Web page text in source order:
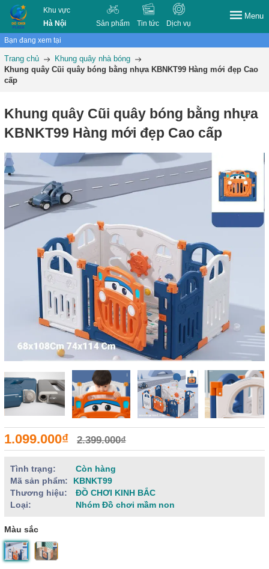
Khu vực
Hà Nội
Sản phẩm Tin tức Dịch vụ
Menu
Bạn đang xem tại
Trang chủ
Khung quây nhà bóng
Khung quây Cũi quây bóng bằng nhựa KBNKT99 Hàng mới đẹp Cao
cấp
Khung quây Cũi quây bóng bằng nhựa
KBNKT99 Hàng mới đẹp Cao cấp
1.099.000₫ 2.399.000₫
Tình trạng:
Còn hàng
Mã sản phẩm:
KBNKT99
Thương hiệu:
ĐỒ CHƠI KINH BẮC
Loại:
Nhóm Đồ chơi mầm non
Màu sắc